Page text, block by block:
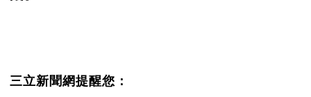
三立新聞網提醒您：